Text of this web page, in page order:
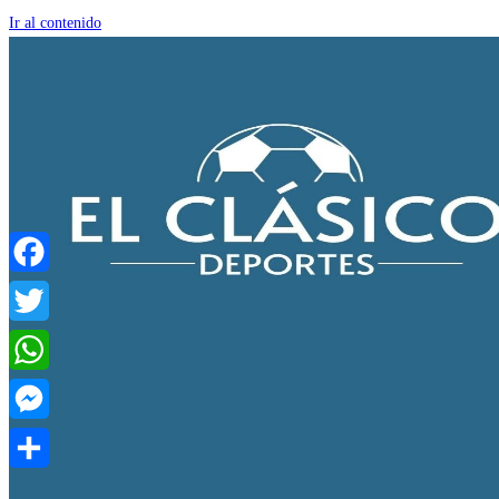
Ir al contenido
Facebook
Twitter
WhatsApp
Messenger